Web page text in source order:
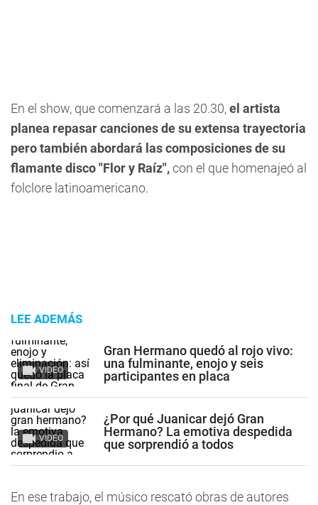
En el show, que comenzará a las 20.30,el artista
planea repasar canciones de su extensa trayectoria
pero también abordará las composiciones de su
flamante disco "Flor y Raíz",con el que homenajeó al
folclore latinoamericano.
LEE ADEMÁS
VIDEO
Gran Hermano quedó al rojo vivo:
una fulminante, enojo y seis
participantes en placa
VIDEO
¿Por qué Juanicar dejó Gran
Hermano? La emotiva despedida
que sorprendió a todos
En ese trabajo, el músico rescató obras de autores